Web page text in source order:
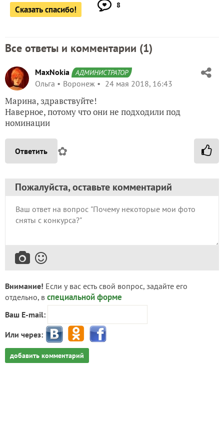
Сказать спасибо! 8
Все ответы и комментарии (1)
MaxNokia АДМИНИСТРАТОР
Ольга Воронеж 24 мая 2018, 16:43
Марина, здравствуйте!
Наверное, потому что они не подходили под
номинации
Ответить ✿
Пожалуйста, оставьте комментарий
Внимание! Если у вас есть свой вопрос, задайте его
отдельно, в специальной форме
Ваш E-mail:
Или через:
добавить комментарий